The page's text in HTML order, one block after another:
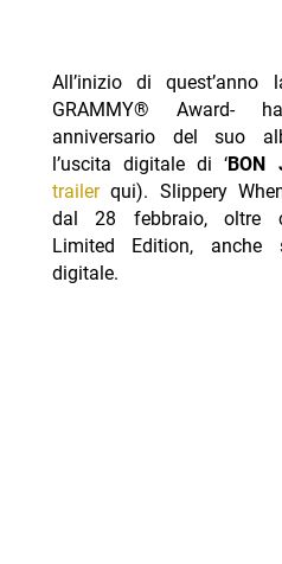
All’inizio di quest’anno
GRAMMY® Award-
anniversario del suo
l’uscita digitale di ‘BON
trailerqui). Slippery
dal 28 febbraio, oltre
Limited Edition,
digitale.